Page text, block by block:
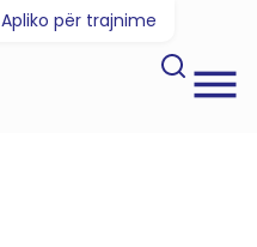
Apliko për trajnime